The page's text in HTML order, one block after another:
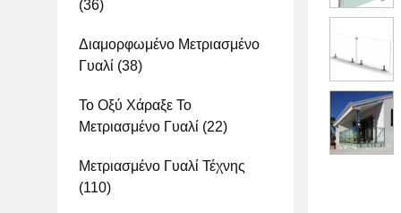
(36)
Διαμορφωμένο Μετριασμένο
Γυαλί (38)
Το Οξύ Χάραξε Το
Μετριασμένο Γυαλί (22)
Μετριασμένο Γυαλί Τέχνης
(110)